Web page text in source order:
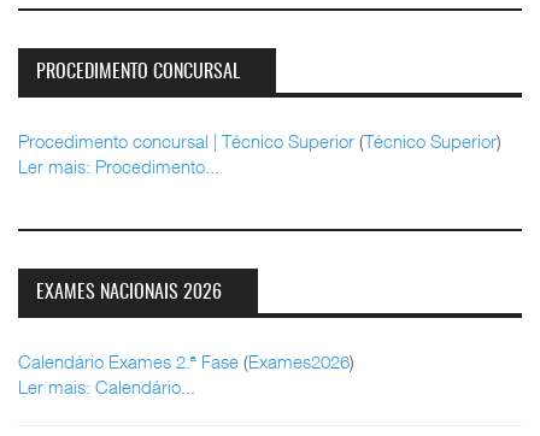
PROCEDIMENTO CONCURSAL
Procedimento concursal | Técnico Superior (Técnico Superior)
Ler mais: Procedimento...
EXAMES NACIONAIS 2026
Calendário Exames 2.ª Fase (Exames2026)
Ler mais: Calendário...